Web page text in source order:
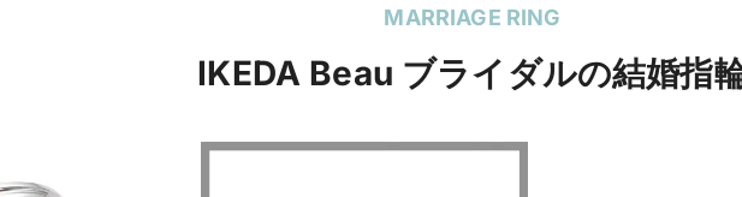
MARRIAGE RING
IKEDA Beau ブライダルの結婚指